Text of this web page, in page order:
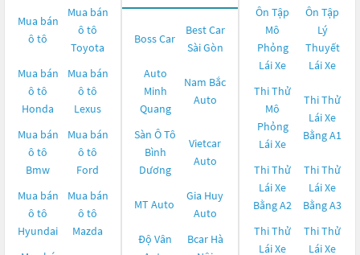
Mua bán
ô tô
Mua bán
ô tô
Toyota
Mua bán
ô tô
Honda
Mua bán
ô tô
Lexus
Mua bán
ô tô
Bmw
Mua bán
ô tô
Ford
Mua bán
ô tô
Hyundai
Mua bán
ô tô
Mazda
Boss Car
Best Car
Sài Gòn
Auto
Minh
Quang
Nam Bắc
Auto
Sàn Ô Tô
Bình
Dương
Vietcar
Auto
MT Auto
Gia Huy
Auto
Độ Vân
Bcar Hà
Ôn Tập
Mô
Phỏng
Lái Xe
Ôn Tập
Lý
Thuyết
Lái Xe
Thi Thử
Mô
Phỏng
Lái Xe
Thi Thử
Lái Xe
Bằng A1
Thi Thử
Lái Xe
Bằng A2
Thi Thử
Lái Xe
Bằng A3
Thi Thử
Lái Xe
Thi Thử
Lái Xe